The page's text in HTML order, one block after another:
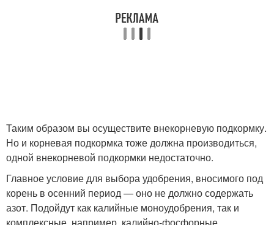
Таким образом вы осуществите внекорневую подкормку.
Но и корневая подкормка тоже должна производиться,
одной внекорневой подкормки недостаточно.
Главное условие для выбора удобрения, вносимого под
корень в осенний период — оно не должно содержать
азот. Подойдут как калийные моноудобрения, так и
комплексные, например, калийно-фосфорные.